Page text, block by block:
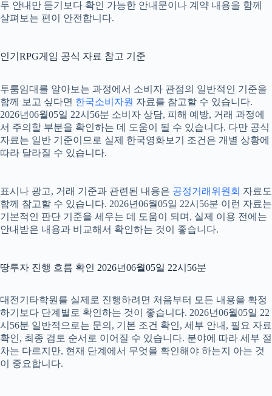
두 안내만 듣기보다 확인 가능한 안내문이나 계약 내용을 함께
살펴보는 편이 안전합니다.
인기RPG게임 공식 자료 참고 기준
투룸임대를 알아보는 과정에서 소비자 관점의 일반적인 기준을
함께 보고 싶다면 한국소비자원 자료를 참고할 수 있습니다.
2026년06월05일 22시56분 소비자 상담, 피해 예방, 거래 과정에
서 주의할 부분을 확인하는 데 도움이 될 수 있습니다. 다만 공식
자료는 일반 기준이므로 실제 한국영화보기 조건은 개별 상황에
따라 달라질 수 있습니다.
표시나 광고, 거래 기준과 관련된 내용은 공정거래위원회 자료도
함께 참고할 수 있습니다. 2026년06월05일 22시56분 이런 자료는
기본적인 판단 기준을 세우는 데 도움이 되며, 실제 이용 전에는
안내받은 내용과 비교해서 확인하는 것이 좋습니다.
땅투자 진행 흐름 확인 2026년06월05일 22시56분
대전기타학원를 실제로 진행하려면 처음부터 모든 내용을 확정
하기보다 단계별로 확인하는 것이 좋습니다. 2026년06월05일 22
시56분 일반적으로는 문의, 기본 조건 확인, 세부 안내, 필요 자료
확인, 최종 검토 순서로 이어질 수 있습니다. 분야에 따라 세부 절
차는 다르지만, 현재 단계에서 무엇을 확인해야 하는지 아는 것
이 중요합니다.